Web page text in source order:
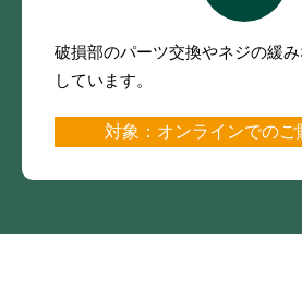
破損部のパーツ交換やネジの緩
しています。
対象：オンラインでのご